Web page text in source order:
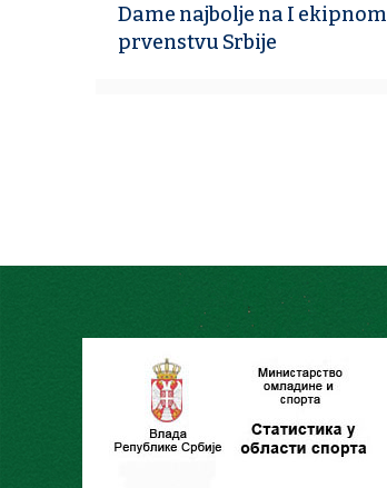
Dame najbolje na I ekipnom
prvenstvu Srbije